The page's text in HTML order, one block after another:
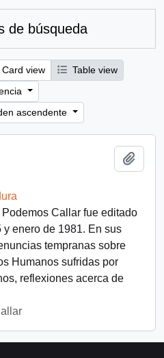
de búsqueda
Card view
Table view
ascendente
Callar fue editado
enero de 1981. En sus
tempranas sobre
Humanos sufridas por
reflexiones acerca de